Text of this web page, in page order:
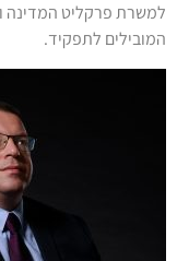
למשרת פרקליט המדינה
המובילים לתפקיד.